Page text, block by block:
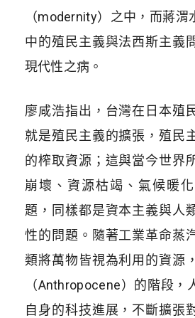
（modernity）之中，而蔣渭
中的殖民主義與法西斯主義
現代性之病。
廖咸浩指出，台灣在日本殖
就是殖民主義的擴張，殖民
的榨取資源；這與當今世界
崩壞、資源枯竭、氣候暖
題，同樣都是資本主義與人
性的問題。隨著工業革命蒸
類將萬物皆視為利用的資源
（Anthropocene）的階段，
自身的科技進展，不斷擴張